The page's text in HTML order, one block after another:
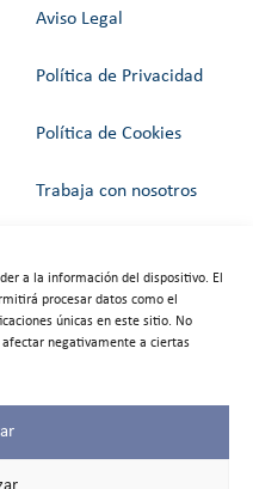
a la información del dispositivo. El
procesar datos como el
únicas en este sitio. No
negativamente a ciertas
Aviso Legal
Política de Privacidad
Política de Cookies
Trabaja con nosotros
Alquiler de espacios